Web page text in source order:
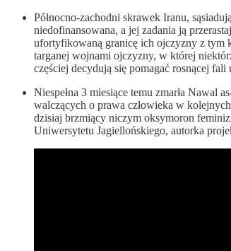
Północno-zachodni skrawek Iranu,
niedofinansowana, a jej zadania ją
ufortyfikowaną granicę ich ojczyzny z tym
targanej wojnami ojczyzny, w której
częściej decydują się pomagać rosnącej fali
Niespełna 3 miesiące temu zmarła Nawal
walczących o prawa człowieka w
dzisiaj brzmiący niczym oksymoron
Uniwersytetu Jagiellońskiego, autorka